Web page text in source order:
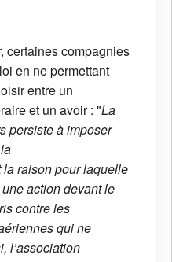
certaines compagnies
en ne permettant
entre un
et un avoir : "La
persiste à imposer
la raison pour laquelle
action devant le
contre les
qui ne
l’association